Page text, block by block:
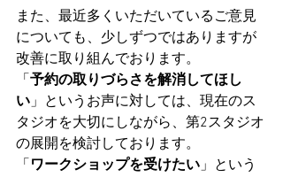
また、最近多くいただいているご意見
についても、少しずつではありますが
改善に取り組んでおります。
「 予約の取りづらさを解消してほし
い」というお声に対しては、現在のス
タジオを大切にしながら、第2スタジオ
の展開を検討しております。
「 ワークショップを受けたい」という